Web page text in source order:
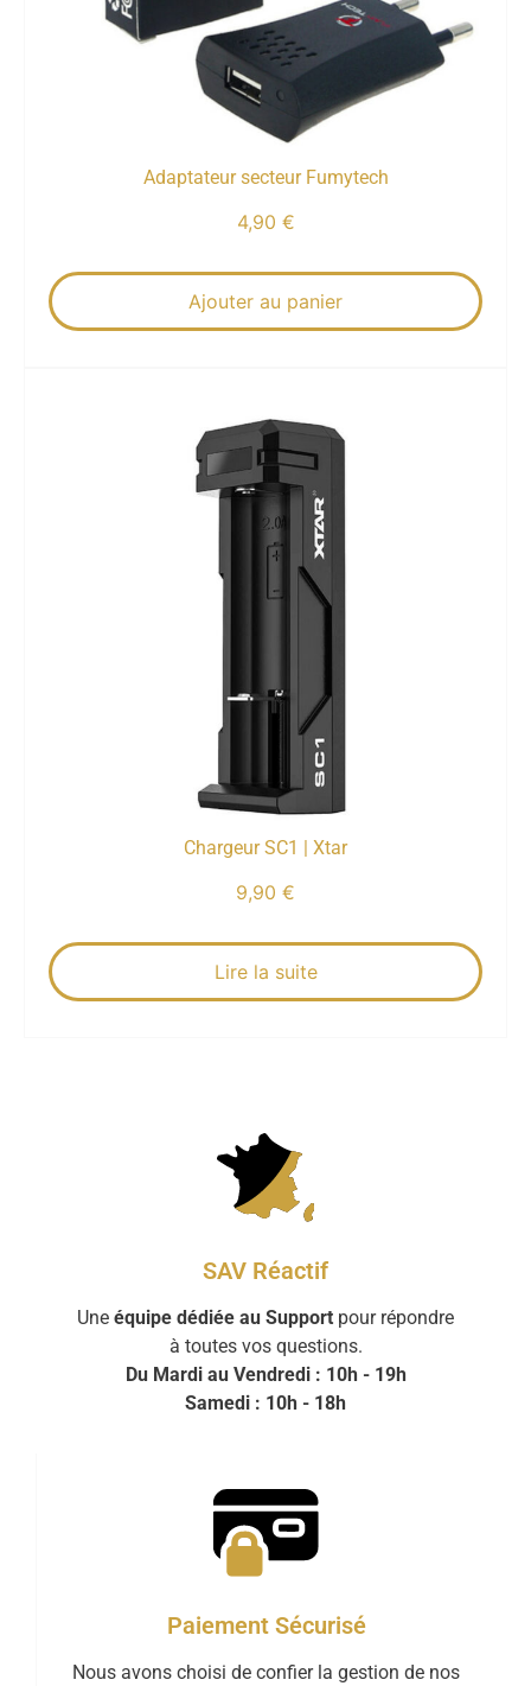
Adaptateur secteur Fumytech
4,90 €
Ajouter au panier
Chargeur SC1 | Xtar
9,90 €
Lire la suite
SAV Réactif
Une équipe dédiée au Support pour répondre
à toutes vos questions.
Du Mardi au Vendredi : 10h - 19h
Samedi : 10h - 18h
Paiement Sécurisé
Nous avons choisi de confier la gestion de nos